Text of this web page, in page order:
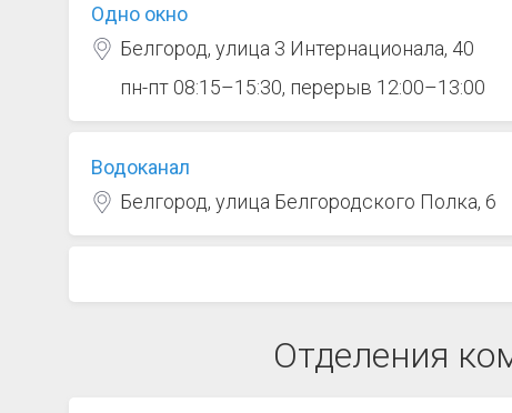
Одно окно
Белгород, улица 3 Интернационала, 40
пн-пт 08:15–15:30, перерыв 12:00–13:00
Водоканал
Белгород, улица Белгородского Полка, 6
Отделения